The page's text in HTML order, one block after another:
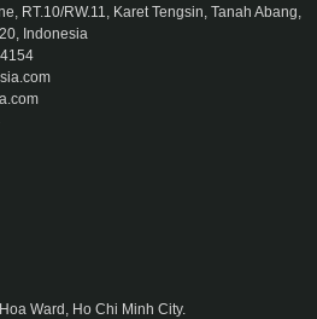
RT.10/RW.11, Karet Tengsin, Tanah Abang,
Indonesia
Ward, Ho Chi Minh City.